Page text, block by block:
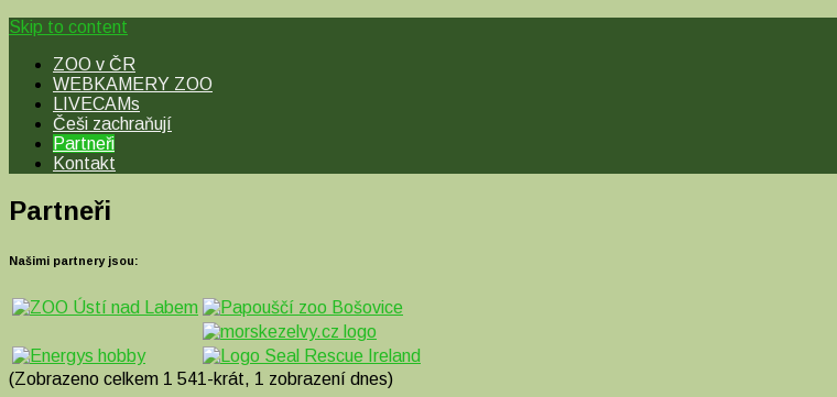
Skip to content
ZOO v ČR
WEBKAMERY ZOO
LIVECAMs
Češi zachraňují
Partneři
Kontakt
Partneři
Našimi partnery jsou:​
(Zobrazeno celkem 1 541-krát, 1 zobrazení dnes)